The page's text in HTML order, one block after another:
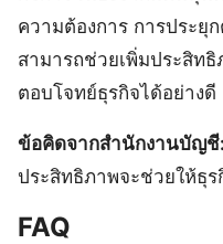
ความต้องการ การประยุ
สามารถช่วยเพิ่มประสิทธิ
ตอบโจทย์ธุรกิจได้อย่างดี
ข้อคิดจากสำนักงานบัญชี:
ประสิทธิภาพจะช่วยให้ธุ
FAQ